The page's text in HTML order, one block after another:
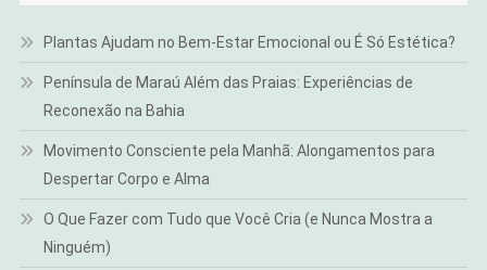
Plantas Ajudam no Bem-Estar Emocional ou É Só Estética?
Península de Maraú Além das Praias: Experiências de
Reconexão na Bahia
Movimento Consciente pela Manhã: Alongamentos para
Despertar Corpo e Alma
O Que Fazer com Tudo que Você Cria (e Nunca Mostra a
Ninguém)